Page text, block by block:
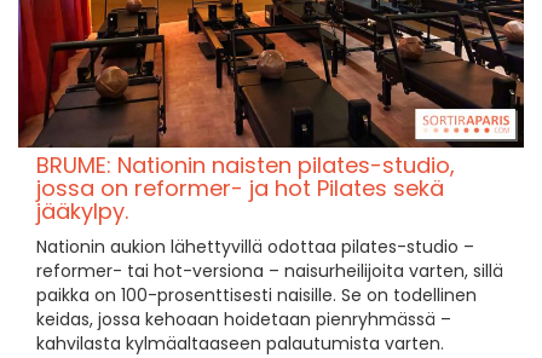
BRUME: Nationin naisten pilates-studio,
jossa on reformer- ja hot Pilates sekä
jääkylpy.
Nationin aukion lähettyvillä odottaa pilates-studio –
reformer- tai hot-versiona – naisurheilijoita varten, sillä
paikka on 100-prosenttisesti naisille. Se on todellinen
keidas, jossa kehoaan hoidetaan pienryhmässä –
kahvilasta kylmäaltaaseen palautumista varten.